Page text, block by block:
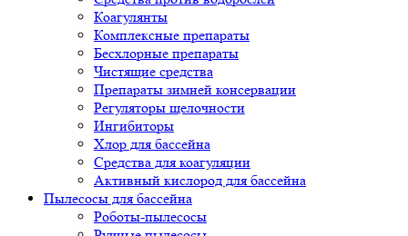
Коагулянты
Комплексные препараты
Бесхлорные препараты
Чистящие средства
Препараты зимней консервации
Регуляторы щелочности
Ингибиторы
Хлор для бассейна
Средства для коагуляции
Активный кислород для бассейна
Пылесосы для бассейна
Роботы-пылесосы